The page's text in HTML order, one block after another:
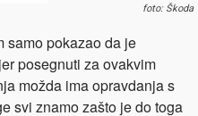
foto: Škoda
samo pokazao da je
posegnuti za ovakvim
možda ima opravdanja s
svi znamo zašto je do toga